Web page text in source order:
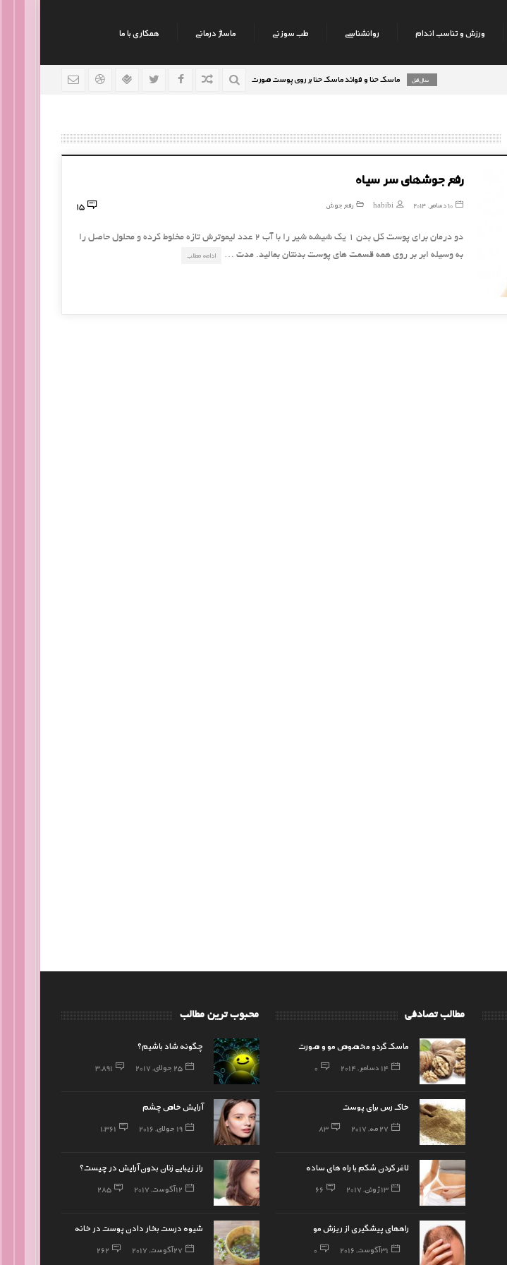
ورزش و تناسب اندام روانشناسی طب سوزنی ماساژ درمانی همکاری با ما
ماسک حنا و فوائد ماسک حنا بر روی پوست صورت نکات جالب روانشناسی
رفع جوشهای سر سیاه
10 دسامبر, 2014 habibi رفع جوش 15
دو درمان برای پوست كل بدن ۱ یك شیشه شیر را با آب ۲ عدد لیموترش تازه مخلوط كرده و محلول حاصل را
به وسیله ابر بر روی همه قسمت های پوست بدنتان بمالید. مدت …
ادامه مطلب
محبوب ترین مطالب
چگونه شاد باشیم؟
25 جولای, 2017 3,891
آرایش خاص چشم
19 جولای, 2016 1,361
راز زیبایی زنان بدون آرایش در چیست؟
12 آگوست, 2017 285
شیوه درست بخار دادن پوست در خانه
27 آگوست, 2017 262
مطالب تصادفی
ماسک گردو مخصوص مو و صورت
14 دسامبر, 2014 0
خاک رس برای پوست
27 مه, 2017 83
لاغر کردن شکم با راه های ساده
13 ژوئن, 2017 66
راههای پیشگیری از ریزش مو
31 آگوست, 2016 0